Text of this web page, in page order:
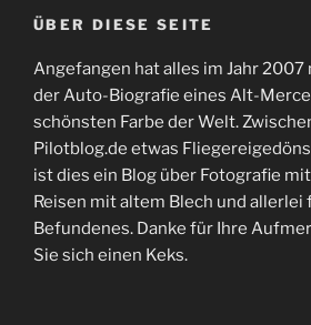
ÜBER DIESE SEITE
Angefangen hat alles im Jahr
der Auto-Biografie eines Alt-
schönsten Farbe der Welt.
Pilotblog.de etwas
ist dies ein Blog über Fotografie
Reisen mit altem Blech und
Befundenes. Danke für Ihre
Sie sich einen Keks.